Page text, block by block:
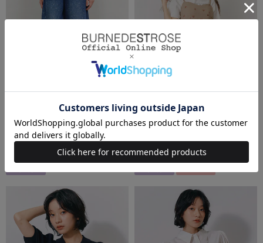
REDYAZEL（レディアゼル）
【Sparkle Denim Series】スパーク
ルワイドデニムパンツ
REDYAZEL（レディアゼル）
ルモノグラムエンブロイダリーバ…
￥9,790(税込)